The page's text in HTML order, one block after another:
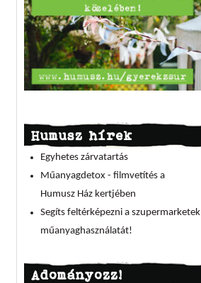
Humusz hírek
Egyhetes zárvatartás
Műanyagdetox - filmvetítés a
Humusz Ház kertjében
Segíts feltérképezni a szupermarketek
műanyaghasználatát!
Adományozz!